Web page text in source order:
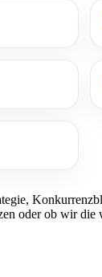
oder ob wir